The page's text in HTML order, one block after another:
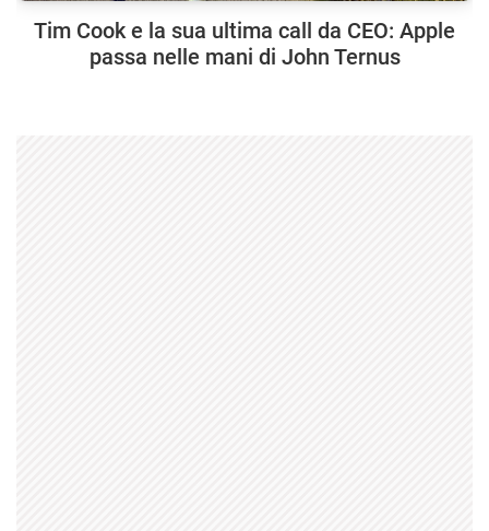
Tim Cook e la sua ultima call da CEO: Apple
passa nelle mani di John Ternus